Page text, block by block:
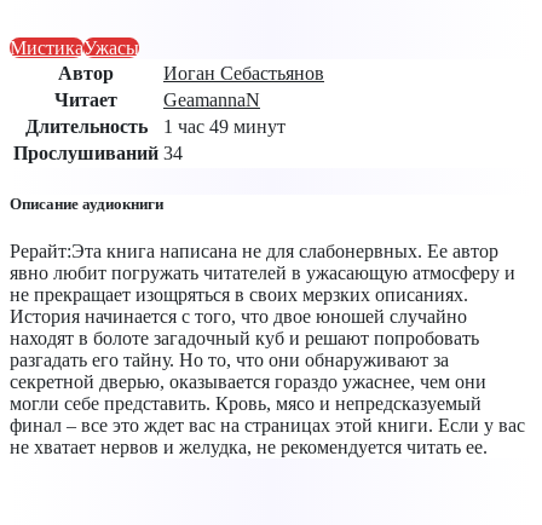
МистикаУжасы
Автор
Иоган Себастьянов
Читает
GeamannaN
Длительность
1 час 49 минут
Прослушиваний 34
Описание аудиокниги
Рерайт:Эта книга написана не для слабонервных. Ее автор
явно любит погружать читателей в ужасающую атмосферу и
не прекращает изощряться в своих мерзких описаниях.
История начинается с того, что двое юношей случайно
находят в болоте загадочный куб и решают попробовать
разгадать его тайну. Но то, что они обнаруживают за
секретной дверью, оказывается гораздо ужаснее, чем они
могли себе представить. Кровь, мясо и непредсказуемый
финал – все это ждет вас на страницах этой книги. Если у вас
не хватает нервов и желудка, не рекомендуется читать ее.